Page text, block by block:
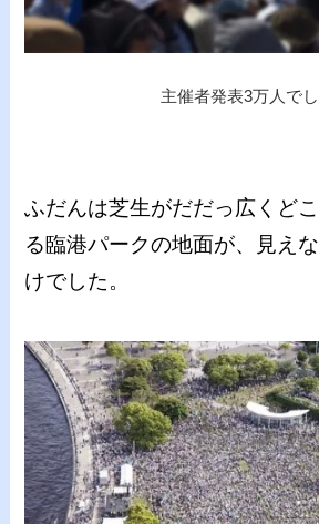
主催者発表3万人で
ふだんは芝生がだだっ広くど
る臨港パークの地面が、見え
けでした。